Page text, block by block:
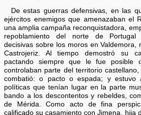
De estas guerras defensivas, en las
ejércitos enemigos que amenazaban el
una amplia campaña reconquistadora,
repoblamiento del norte de Portugal
decisivas sobre los moros en Valdemora,
Castrojeriz. Al tiempo demostró su
pactando siempre que le fue posible
controlaban parte del territorio
combatió: o pacto o espada; y estuvo
políticas que tenían lugar en la parte
bando a los descontentos y rebeldes,
de Mérida. Como acto de fina
calificado su casamiento con Jimena, hija